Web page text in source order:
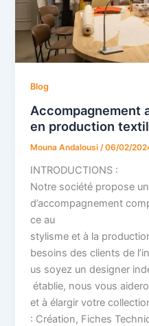
Blog
Accompagnement
en production
Mouna Andalousi/06/02/
INTRODUCTIONS :
Notre société propose
d’accompagnement
ce au
stylisme et à la
besoins des clients de
us soyez un designer
établie, nous vous
et à élargir votre
: Création, Fiches